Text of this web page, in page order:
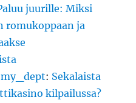
juurille: Miksi
ja
: Sekalaista
kilpailussa?